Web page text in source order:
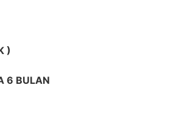
)
6 BULAN